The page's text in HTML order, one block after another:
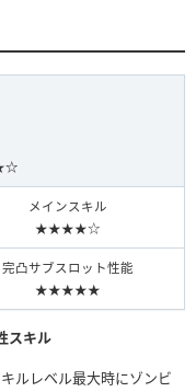
メインスキル
★★★★☆
完凸サブスロット性能
★★★★★
スキル
ルレベル最大時にゾンビ